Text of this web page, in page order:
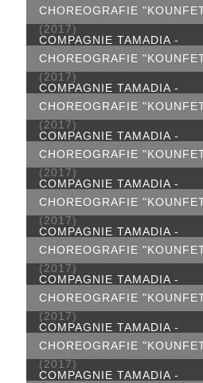
CHOREOGRAFIE
(2017)
COMPAGNIE TAMADIA -
CHOREOGRAFIE
(2017)
COMPAGNIE TAMADIA -
CHOREOGRAFIE
(2017)
COMPAGNIE TAMADIA -
CHOREOGRAFIE
(2017)
COMPAGNIE TAMADIA -
CHOREOGRAFIE
(2017)
COMPAGNIE TAMADIA -
CHOREOGRAFIE
(2017)
COMPAGNIE TAMADIA -
CHOREOGRAFIE
(2017)
COMPAGNIE TAMADIA -
CHOREOGRAFIE
(2017)
COMPAGNIE TAMADIA -